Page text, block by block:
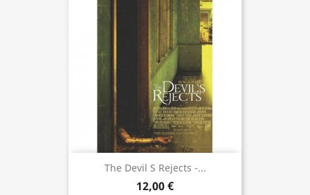
The Devil S Rejects -...
12,00 €